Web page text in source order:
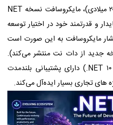
تا این لحظه (بهار سال ۱۴۰۵ / ۲۰۲۶ میلادی)، مایکروسافت نسخه NET
و قدرتمند خود در اختیار توسعه
مایکروسافت به این صورت است
جدید از دات ‌نت منتشر می‌کند).
نسخه ‌های زوج (مثل NET ۸. و NET ۱۰.) دارای پشتیبانی بلندمدت